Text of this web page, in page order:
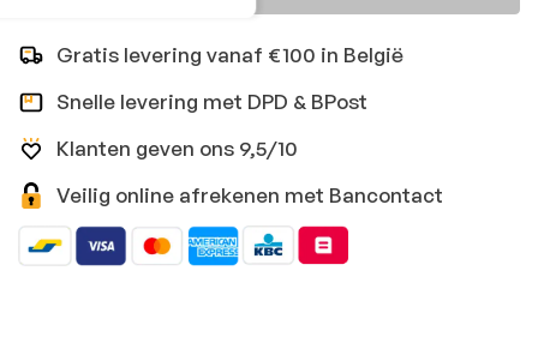
Gratis levering vanaf €100 in België
Snelle levering met DPD & BPost
Klanten geven ons 9,5/10
Veilig online afrekenen met Bancontact